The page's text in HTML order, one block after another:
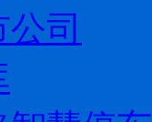
公司